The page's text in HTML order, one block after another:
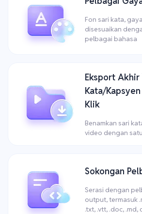
Fon sari kata,
disesuaikan
pelbagai bahasa
Eksport
Kata/
Klik
Benamkan sari
video dengan
Sokongan
Serasi dengan
output, termasuk
.txt, .vtt, .doc, .md,